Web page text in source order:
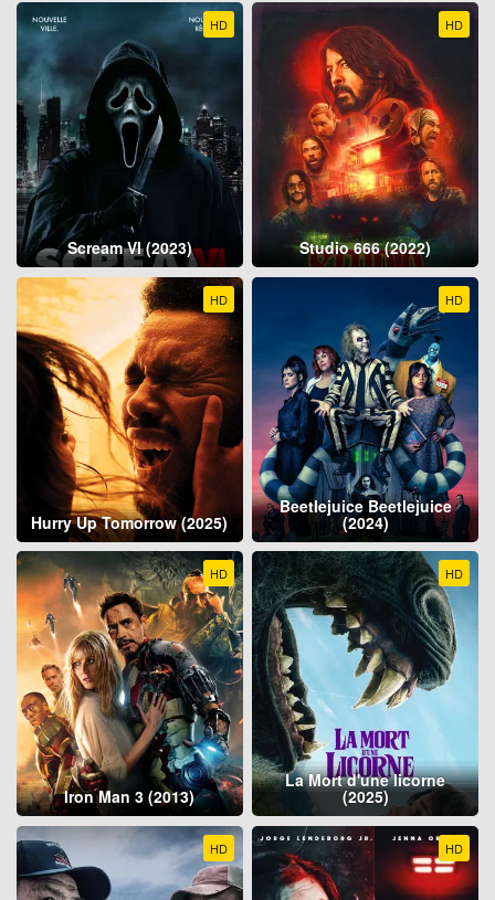
HD
Scream VI (2023)
HD
Studio 666 (2022)
HD
Hurry Up Tomorrow (2025)
HD
Beetlejuice Beetlejuice
(2024)
HD
Iron Man 3 (2013)
HD
La Mort d'une licorne
(2025)
HD HD